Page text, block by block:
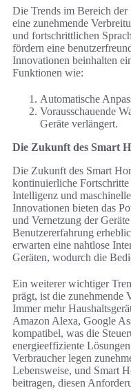
Die Trends im Bereich
eine zunehmende
und fortschrittlichen
fördern eine
Innovationen beinhalten
Funktionen wie:
Automatische
Vorausschauende
Geräte verlängert.
Die Zukunft des Smart
Die Zukunft des Smart
kontinuierliche
Intelligenz und
Innovationen bieten das
und Vernetzung der
Benutzererfahrung
erwarten eine nahtlose
Geräten, wodurch die
Ein weiterer wichtiger
prägt, ist die zunehmende
Immer mehr
Amazon Alexa, Google
kompatibel, was die
energieeffiziente
Verbraucher legen
Lebensweise, und Smart
beitragen, diesen